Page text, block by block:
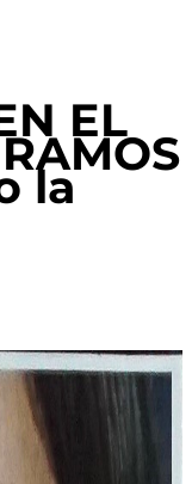
EL
la